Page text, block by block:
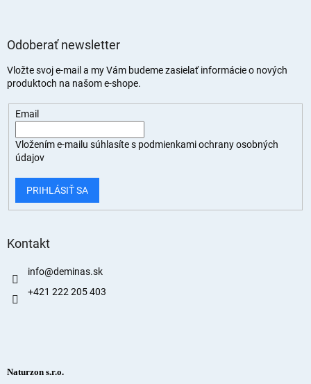
Odoberať newsletter
Vložte svoj e-mail a my Vám budeme zasielať informácie o nových
produktoch na našom e-shope.
Email
Vložením e-mailu súhlasíte s podmienkami ochrany osobných
údajov
PRIHLÁSIŤ SA
Kontakt
info@deminas.sk
+421 222 205 403
Naturzon s.r.o.